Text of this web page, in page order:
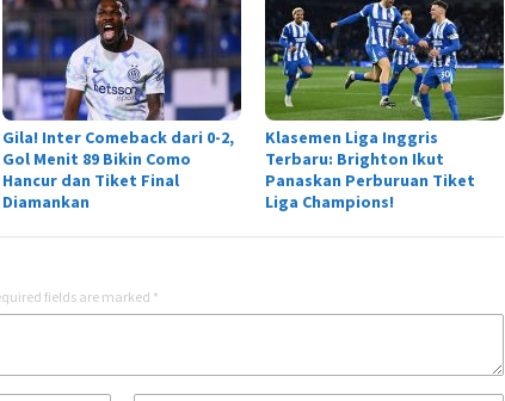
Gila! Inter Comeback dari 0-2,
Gol Menit 89 Bikin Como
Hancur dan Tiket Final
Diamankan
Klasemen Liga Inggris
Terbaru: Brighton Ikut
Panaskan Perburuan Tiket
Liga Champions!
fields are marked *